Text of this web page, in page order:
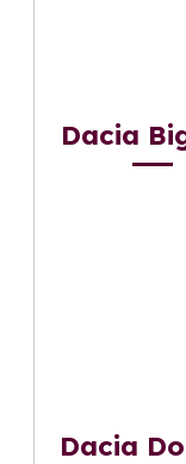
Dacia
Dacia